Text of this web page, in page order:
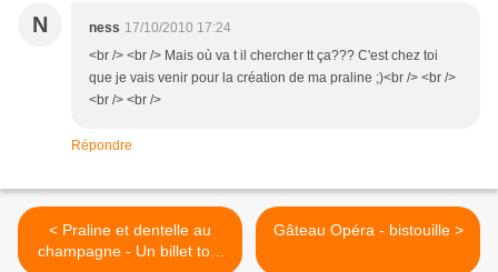
N ness 17/10/2010 17:24
<br /> <br /> Mais où va t il chercher tt ça??? C'est chez toi
que je vais venir pour la création de ma praline ;)<br /> <br />
<br /> <br />
Répondre
< Praline et dentelle au
champagne - Un billet tout
Gâteau Opéra - bistouille >